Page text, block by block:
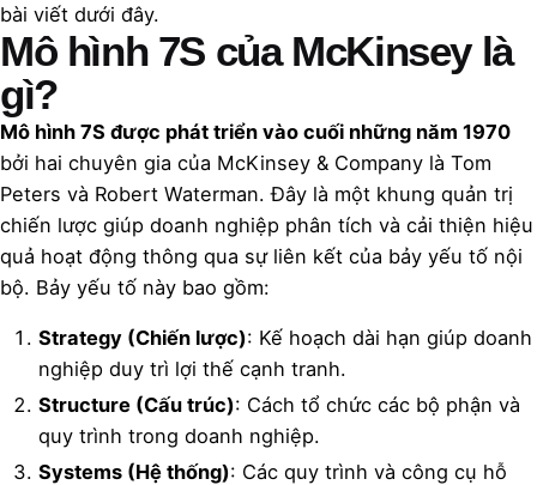
bài viết dưới đây.
Mô hình 7S của McKinsey là
gì?
Mô hình 7S được phát triển vào cuối những năm 1970
bởi hai chuyên gia của McKinsey & Company là Tom
Peters và Robert Waterman. Đây là một khung quản trị
chiến lược giúp doanh nghiệp phân tích và cải thiện hiệu
quả hoạt động thông qua sự liên kết của bảy yếu tố nội
bộ. Bảy yếu tố này bao gồm:
Strategy (Chiến lược): Kế hoạch dài hạn giúp doanh
nghiệp duy trì lợi thế cạnh tranh.
Structure (Cấu trúc): Cách tổ chức các bộ phận và
quy trình trong doanh nghiệp.
Systems (Hệ thống): Các quy trình và công cụ hỗ